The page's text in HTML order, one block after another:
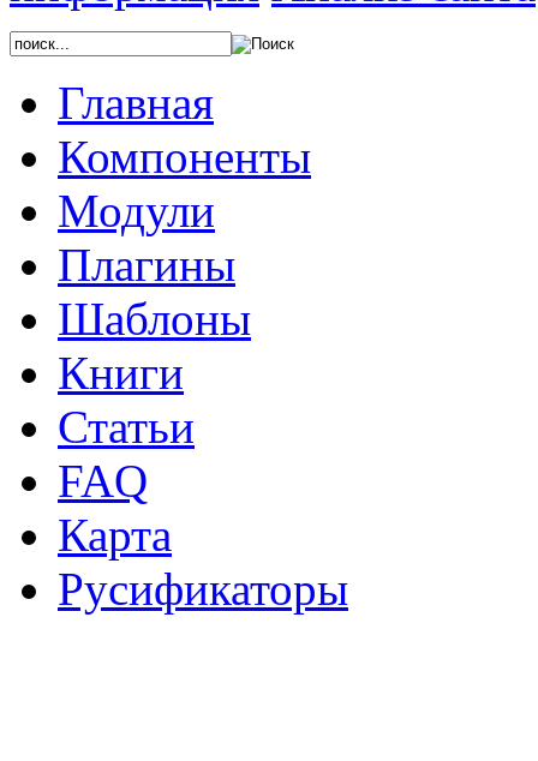
Главная
Компоненты
Модули
Плагины
Шаблоны
Книги
Статьи
FAQ
Карта
Русификаторы